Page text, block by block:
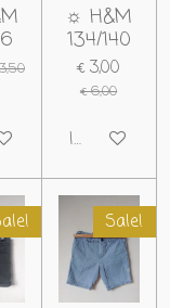
☼ H&M
134/140
€ 3,00
€ 6,00
In
Sale!